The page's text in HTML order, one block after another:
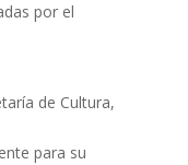
por el
de Cultura,
para su